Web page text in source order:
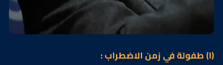
(١) طفولة في زمن الاضطراب :